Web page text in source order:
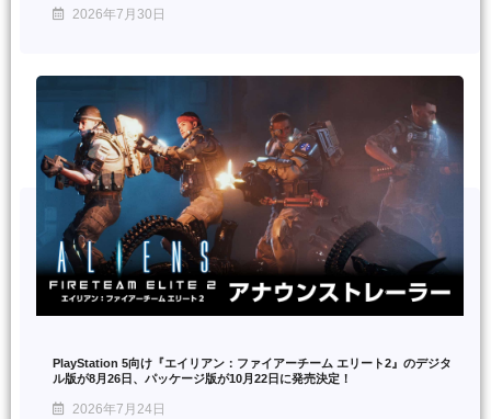
2026年7月30日
PlayStation 5向け『エイリアン：ファイアーチーム エリート2』のデジタ
ル版が8月26日、パッケージ版が10月22日に発売決定！
2026年7月24日